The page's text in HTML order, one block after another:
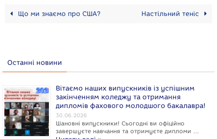
Що ми знаємо про США? Настільний теніс
Останні новини
Вітаємо наших випускників із успішним
закінченням коледжу та отримання
дипломів фахового молодшого бакалавра!
30.06.2026
Шановні випускники! Сьогодні ви офіційно
завершуєте навчання та отримуєте дипломи …